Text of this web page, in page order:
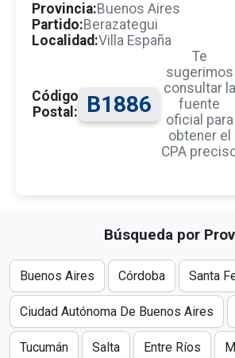
Provincia:Buenos Aires
Partido:Berazategui
Localidad:Villa España
Código
Postal:
B1886
Te
sugerimos
consultar la
fuente
oficial para
obtener el
CPA
Búsqueda por
Buenos Aires Córdoba Santa
Ciudad Autónoma De Buenos Aires
Tucumán Salta Entre Ríos